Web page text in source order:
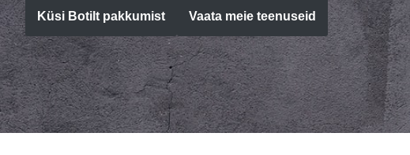
Küsi Botilt pakkumist Vaata meie teenuseid